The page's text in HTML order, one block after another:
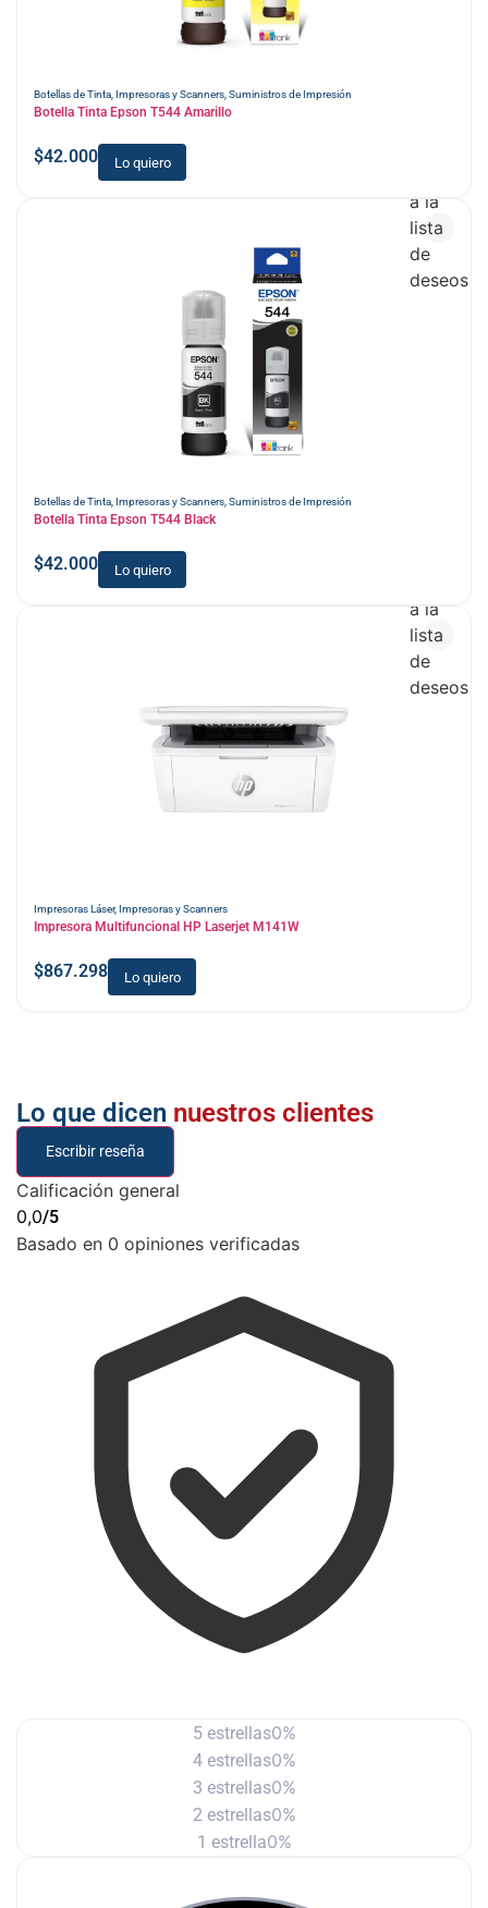
Botellas de Tinta, Impresoras y Scanners,Suministros de Impresión
Botella Tinta Epson T544 Amarillo
$42.000 Lo quiero
Botellas de Tinta, Impresoras y Scanners,Suministros de Impresión
Botella Tinta Epson T544 Black
$42.000 Lo quiero
a la
lista
de
deseos
Impresoras Láser, Impresoras y Scanners
Impresora Multifuncional HP Laserjet M141W
$867.298 Lo quiero
a la
lista
de
deseos
Lo que dicen nuestros clientes
Escribir reseña
Calificación general
0,0/5
Basado en 0 opiniones verificadas
5 estrellas0%
4 estrellas0%
3 estrellas0%
2 estrellas0%
1 estrella0%